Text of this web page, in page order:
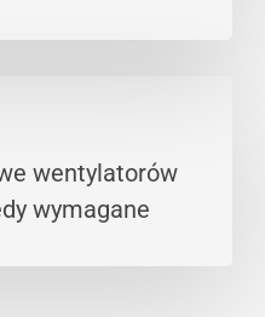
wentylatorów
wymagane